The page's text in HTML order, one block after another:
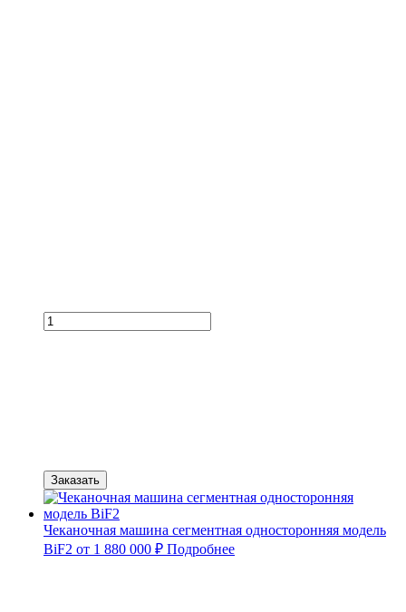
Заказать
Чеканочная машина сегментная односторонняя модель
BiF2 от 1 880 000 ₽ Подробнее